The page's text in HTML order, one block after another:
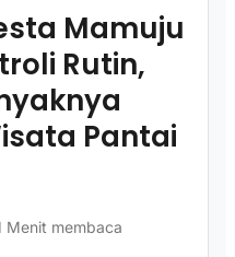
Mamuju
Rutin,
Pantai
Menit membaca